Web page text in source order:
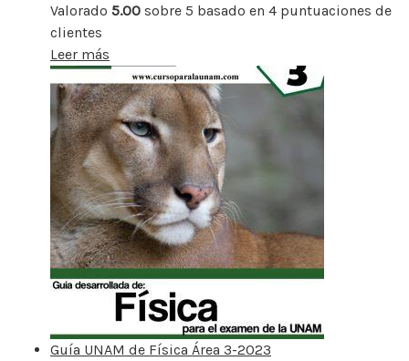
Valorado 5.00 sobre 5 basado en 4 puntuaciones de
clientes
Leer más
Guía UNAM de Física Área 3-2023